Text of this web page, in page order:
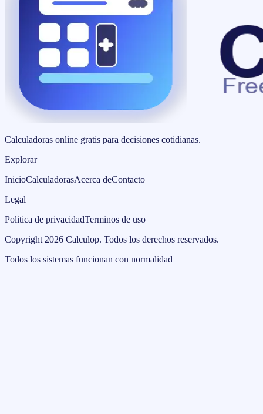
Calculadoras online gratis para decisiones cotidianas.
Explorar
InicioCalculadorasAcerca deContacto
Legal
Politica de privacidadTerminos de uso
Copyright 2026 Calculop. Todos los derechos reservados.
Todos los sistemas funcionan con normalidad